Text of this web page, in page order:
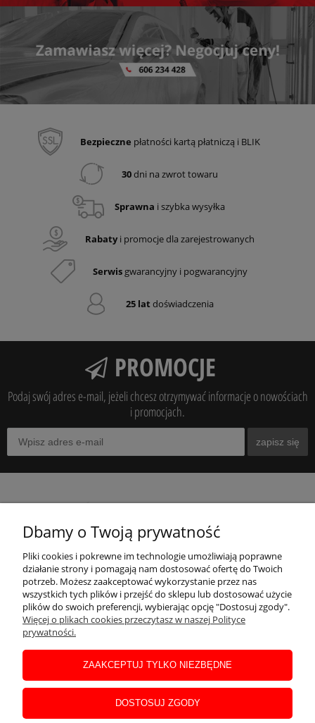
Bezpieczne płatności kartą płatniczą i BLIK
30dni na zwrot towaru
Sprawna i szybka wysyłka
Rabatyi promocje dla zarejestrowanych
Serwisgwarancyjny i pogwarancyjny
25 lat doświadczenia
PROMOCJE
Podaj swój adres e-mail, jeżeli chcesz otrzymywać informacje o nowościach
i promocjach.
zapisz się
MOJE KONTO
INFORMACJE
POMOC
DLA KLIENTA
Dbamy o Twoją prywatność
Pliki cookies i pokrewne im technologie umożliwiają poprawne
działanie strony i pomagają nam dostosować ofertę do Twoich
potrzeb. Możesz zaakceptować wykorzystanie przez nas
wszystkich tych plików i przejść do sklepu lub dostosować użycie
plików do swoich preferencji, wybierając opcję "Dostosuj zgody".
Więcej o plikach cookies przeczytasz w naszej Polityce
prywatności.
ZAAKCEPTUJ TYLKO NIEZBĘDNE
DOSTOSUJ ZGODY